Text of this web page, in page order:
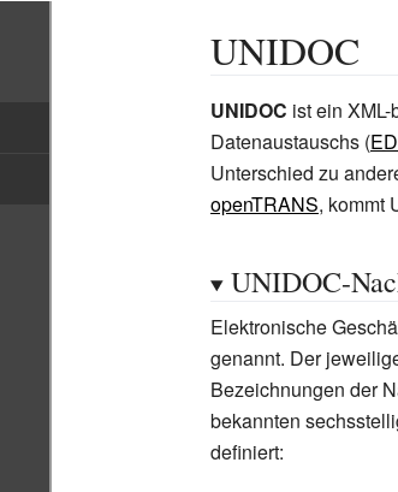
UNIDOC
UNIDOC ist ein
Datenaustauschs (
Unterschied zu
openTRANS, kommt
UNIDOC-
Elektronische
genannt. Der
Bezeichnungen der
bekannten
definiert: